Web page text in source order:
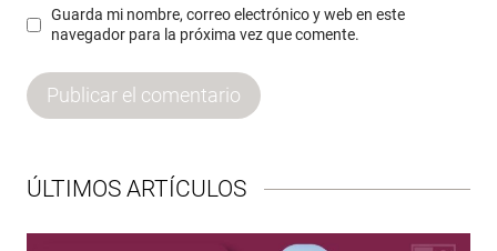
Guarda mi nombre, correo electrónico y web en este
navegador para la próxima vez que comente.
ÚLTIMOS ARTÍCULOS